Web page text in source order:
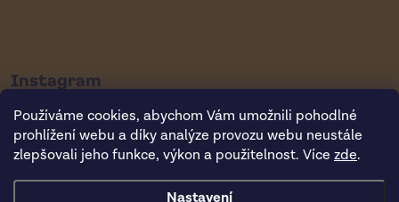
Používáme cookies, abychom Vám umožnili pohodlné
prohlížení webu a díky analýze provozu webu neustále
zlepšovali jeho funkce, výkon a použitelnost. Více zde.
Nastavení
Instagram